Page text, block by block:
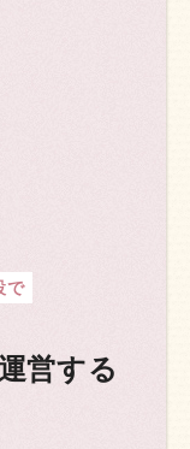
で
営する